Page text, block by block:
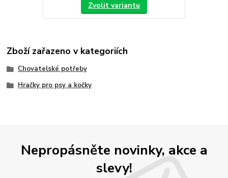
Zvolit variantu
Zboží zařazeno v kategoriích
Chovatelské potřeby
Hračky pro psy a kočky
Nepropásněte novinky, akce a
slevy!